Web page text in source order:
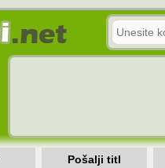
Pošalji titl